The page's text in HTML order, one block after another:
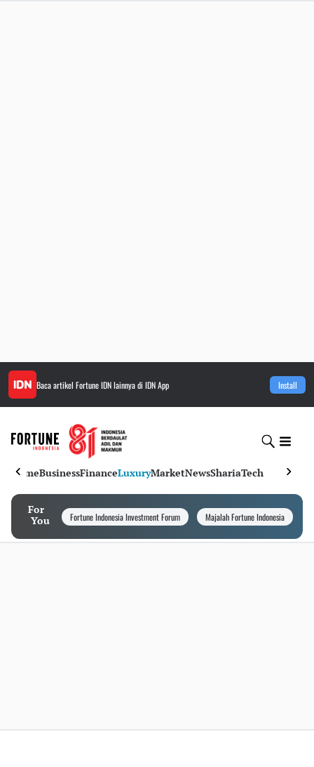
Baca artikel Fortune IDNlainnya di IDN App Install
HomeBusinessFinanceLuxuryMarketNewsShariaTech
For
You
Fortune Indonesia Investment Forum Majalah Fortune Indonesia